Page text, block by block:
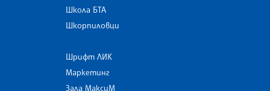
Школа БТА
Шкорпиловци
Шрифт ЛИК
Маркетинг
Зала МаксиМ